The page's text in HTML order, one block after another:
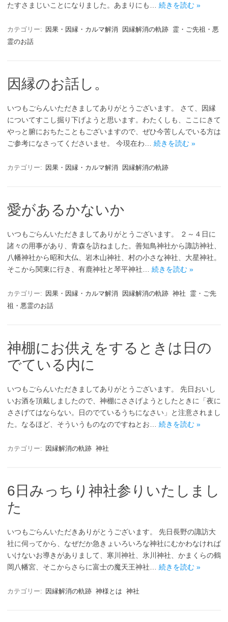
たすさまじいことになりました。あまりにも… 続きを読む »
カテゴリー: 因果・因縁・カルマ解消 因縁解消の軌跡 霊・ご先祖・悪
霊のお話
因縁のお話し。
いつもごらんいただきましてありがとうございます。 さて、因縁
についてすこし掘り下げようと思います。わたくしも、ここにきて
やっと腑におちたこともございますので、ぜひ今苦しんでいる方は
ご参考になさってくださいませ。 今現在わ… 続きを読む »
カテゴリー: 因果・因縁・カルマ解消 因縁解消の軌跡
愛があるかないか
いつもごらんいただきましてありがとうございます。 ２～４日に
諸々の用事があり、青森を訪ねました。善知鳥神社から諏訪神社、
八幡神社から昭和大仏、岩木山神社、村の小さな神社、大星神社。
そこから関東に行き、有鹿神社と琴平神社… 続きを読む »
カテゴリー: 因果・因縁・カルマ解消 因縁解消の軌跡 神社
霊・ご先
祖・悪霊のお話
神棚にお供えをするときは日の
でている内に
いつもごらんいただきましてありがとうございます。 先日おいし
いお酒を頂戴しましたので、神棚にささげようとしたときに「夜に
ささげてはならない。日のでているうちになさい」と注意されまし
た。なるほど、そういうものなのですねとお… 続きを読む »
カテゴリー: 因縁解消の軌跡 神社
6日みっちり神社参りいたしまし
た
いつもごらんいただきありがとうございます。 先日長野の諏訪大
社に伺ってから、なぜだか急きょいろいろな神社にむかわなければ
いけないお導きがありまして、寒川神社、氷川神社、かまくらの鶴
岡八幡宮、そこからさらに富士の魔天王神社… 続きを読む »
カテゴリー: 因縁解消の軌跡 神様とは 神社